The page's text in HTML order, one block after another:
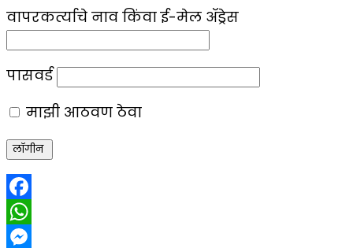
वापरकर्त्याचे नाव किंवा ई-मेल ॲड्रेस
पासवर्ड
माझी आठवण ठेवा
Facebook
WhatsApp